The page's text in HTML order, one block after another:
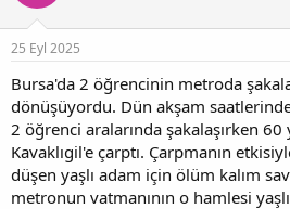
u
b
a
ş
l
a
t
a
n
g
ı
ç
a
r
i
h
i
25 Eyl 2025
Bursa'da 2 öğrencinin metroda
dönüşüyordu. Dün akşam
2 öğrenci aralarında şakalaşırken
Kavaklıgil'e çarptı. Çarpmanın
düşen yaşlı adam için ölüm kalım
metronun vatmanının o hamlesi